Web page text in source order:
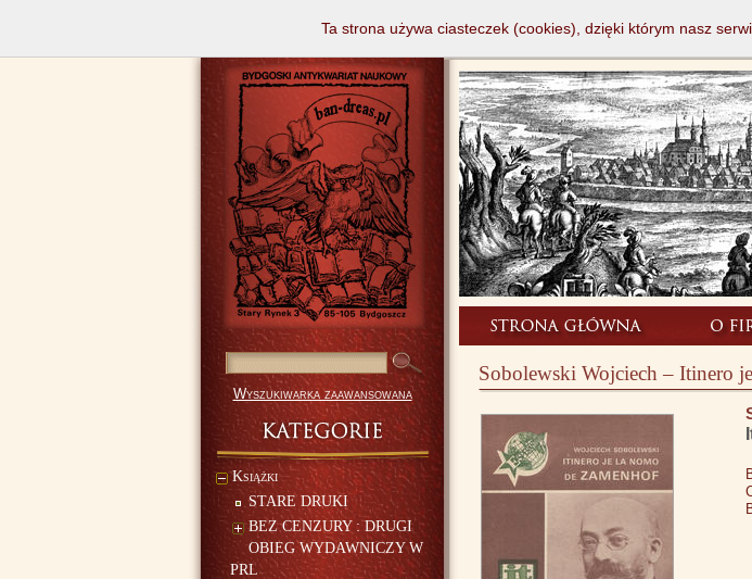
Wyszukiwarka zaawansowana
Książki
STARE DRUKI
BEZ CENZURY : DRUGI
OBIEG WYDAWNICZY W
PRL
Sobolewski Wojciech – Itinero
Ta strona używa ciasteczek (cookies), dzięki którym nasz